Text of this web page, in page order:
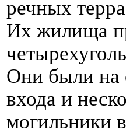
речных
Их жилища
Они были на
входа и
могильники